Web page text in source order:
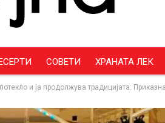
СОВЕТИ ХРАНАТА ЛЕК
и ја продолжува традицијата: